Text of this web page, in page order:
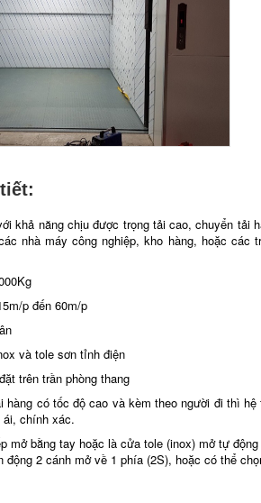
khả năng chịu được trọng tải cao, chuyển tải
nhà máy công nghiệp, kho hàng, hoặc
p đến 60m/p
và tole sơn tỉnh điện
trên trần phòng thang
hàng có tốc độ cao và kèm theo người đi thì
ái, chính xác.
mở bằng tay hoặc là cửa tole (inox) mở tự
động 2 cánh mở về 1 phía (2S), hoặc có thể